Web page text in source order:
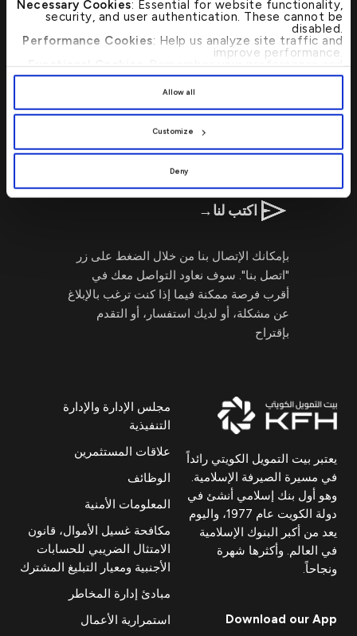
Necessary Cookies: Essential for website functionality,
security, and user authentication. These cannot be
disabled.
Performance Cookies: Help us analyze site traffic and
improve performance.
Functional Cookies: Remember your preferences and
enhance user experience.
, you provide explicit consent to
preferences by clicking[Customize].
Allow all
Customize
Deny
تحديد موقع أي من فروع بيت التمويل الكويتي
أو أجهزة الصرف الآلي بات الآن أسرع وأبسط
من خلال محدد مواقع الفروع المصرفية
وأجهزة الصرف الآلي.
اتصل بنا 24/7 : 17221999
اكتب لنا→
بإمكانك الإتصال بنا من خلال الضغط على زر
"اتصل بنا". سوف نعاود التواصل معك في
أقرب فرصة ممكنة فيما إذا كنت ترغب بالإبلاغ
عن مشكلة، أو لديك استفسار، أو التقدم
بإقتراح
يعتبر بيت التمويل الكويتي رائداً
في مسيرة الصيرفة الإسلامية.
وهو أول بنك إسلامي أنشئ في
دولة الكويت عام 1977، واليوم
يعد من أكبر البنوك الإسلامية
في العالم. وأكثرها شهرة
ونجاحاً.
Download our App
مجلس الإدارة والإدارة
التنفيذية
علاقات المستثمرين
الوظائف
المعلومات الأمنية
مكافحة غسيل الأموال، قانون
الامتثال الضريبي للحسابات
الأجنبية ومعيار التبليغ المشترك
مبادئ إدارة المخاطر
استمرارية الأعمال